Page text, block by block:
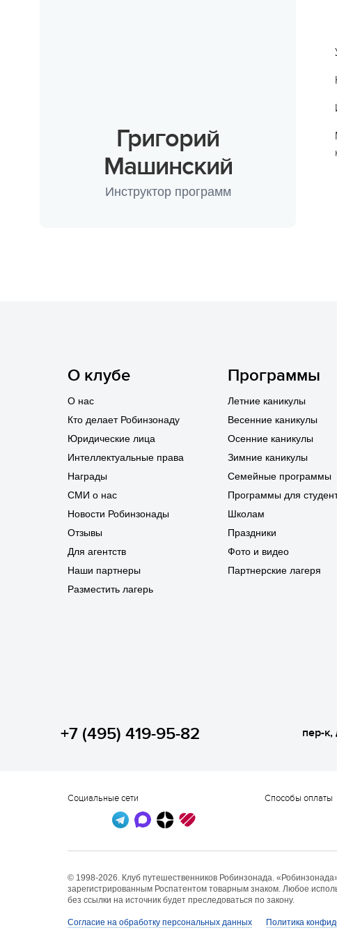
Горящие туры
Отъезд/
Григорий
Машинский
Инструктор программ
О клубе
О нас
Кто делает Робинзонаду
Юридические лица
Интеллектуальные права
Награды
СМИ о нас
Новости Робинзонады
Отзывы
Для агентств
Наши партнеры
Разместить лагерь
Программы
Летние каникулы
Весенние каникулы
Осенние каникулы
Зимние каникулы
Семейные программы
Программы для
Школам
Праздники
Фото и видео
Партнерские лагеря
+7 (495) 419-95-82 пер-к,
Социальные сети Способы оплаты
© 1998-2026. Клуб путешественников Робинзонада.
зарегистрированным Роспатентом товарным знаком. Любое
без ссылки на источник будет преследоваться по закону.
Согласие на обработку персональных данных Политика